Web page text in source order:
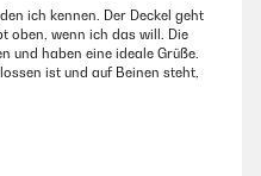
ich kennen. Der Deckel geht
oben, wenn ich das will. Die
und haben eine ideale Grüße.
ist und auf Beinen steht,